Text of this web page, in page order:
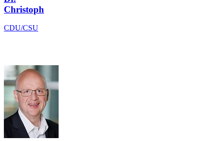
Christoph
CDU/CSU